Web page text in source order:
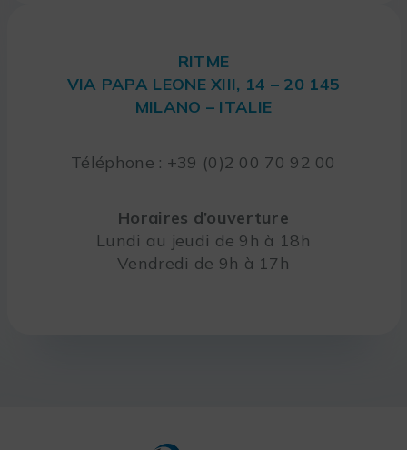
RITME
VIA PAPA LEONE XIII, 14 – 20 145
MILANO – ITALIE
Téléphone : +39 (0)2 00 70 92 00
Horaires d’ouverture
Lundi au jeudi de 9h à 18h
Vendredi de 9h à 17h